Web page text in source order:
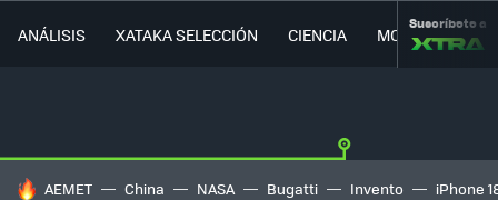
ANÁLISIS XATAKA SELECCIÓN CIENCIA MOVILIDAD
Suscríbete a
HOY SE HABLA DE
AEMET China NASA Bugatti Invento iPhone